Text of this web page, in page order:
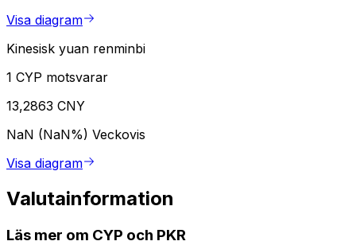
Visa diagram
Kinesisk yuan renminbi
1 CYP motsvarar
13,2863 CNY
NaN (NaN%) Veckovis
Visa diagram
Valutainformation
Läs mer om CYP och PKR